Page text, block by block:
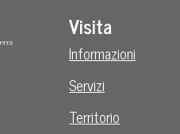
Visita
Informazioni
Servizi
Territorio